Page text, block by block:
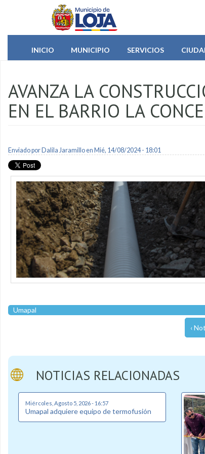
Pasar al contenido principal
INICIO
MUNICIPIO SERVICIOS
AVANZA LA
EN EL BARRIO LA
Enviado por Dalila Jaramilloen Mié, 14/08/2024 - 18:01
Umapal
‹
NOTICIAS RELACIONADAS
Miércoles, Agosto 5, 2026 - 16:57
Umapal adquiere equipo de termofusión